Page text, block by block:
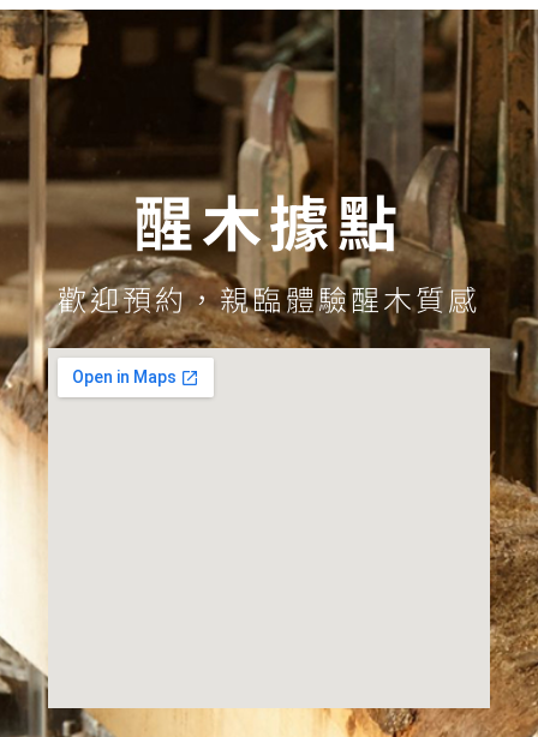
醒木據點
歡迎預約，親臨體驗醒木質感